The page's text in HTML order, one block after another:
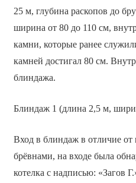
25 м, глубина раскопов до
ширина от 80 до 110 см,
камни, которые ранее
камней достигал 80 см.
блиндажа.
Блиндаж 1 (длина 2,5 м,
Вход в блиндаж в отличие от
брёвнами, на входе была
котелка с надписью: «Загов